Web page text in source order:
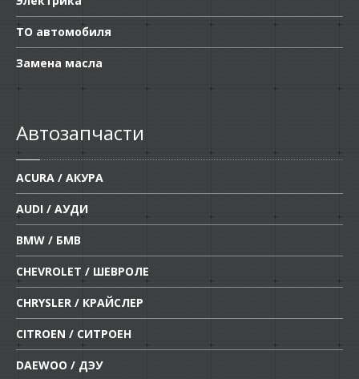
ТО автомобиля
Замена масла
Автозапчасти
ACURA / АКУРА
AUDI / АУДИ
BMW / БМВ
CHEVROLET / ШЕВРОЛЕ
CHRYSLER / КРАЙСЛЕР
CITROEN / СИТРОЕН
DAEWOO / ДЭУ